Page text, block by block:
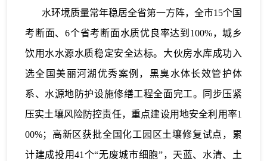
水环境质量常年稳居全省第一方阵，全市15个国
考断面、6个省考断面水质优良率达到100%，城乡
饮用水水源水质稳定安全达标。大伙房水库成功入
选全国美丽河湖优秀案例，黑臭水体长效管护体
系、水源地防护设施修缮工程全面完工。同步压紧
压实土壤风险防控责任，重点建设用地安全利用率1
00%；高新区获批全国化工园区土壤修复试点，累
计建成投用41个“无废城市细胞”，天蓝、水清、土